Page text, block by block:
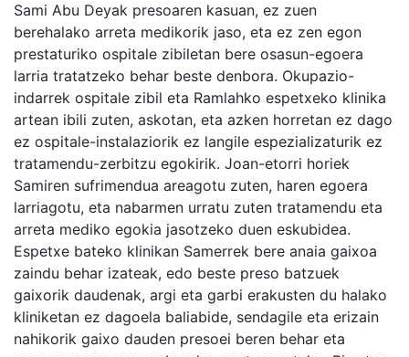
Sami Abu Deyak presoaren kasuan, ez zuen
berehalako arreta medikorik jaso, eta ez zen egon
prestaturiko ospitale zibiletan bere osasun-egoera
larria tratatzeko behar beste denbora. Okupazio-
indarrek ospitale zibil eta Ramlahko espetxeko klinika
artean ibili zuten, askotan, eta azken horretan ez dago
ez ospitale-instalaziorik ez langile espezializaturik ez
tratamendu-zerbitzu egokirik. Joan-etorri horiek
Samiren sufrimendua areagotu zuten, haren egoera
larriagotu, eta nabarmen urratu zuten tratamendu eta
arreta mediko egokia jasotzeko duen eskubidea.
Espetxe bateko klinikan Samerrek bere anaia gaixoa
zaindu behar izateak, edo beste preso batzuek
gaixorik daudenak, argi eta garbi erakusten du halako
kliniketan ez dagoela baliabide, sendagile eta erizain
nahikorik gaixo dauden presoei beren behar eta